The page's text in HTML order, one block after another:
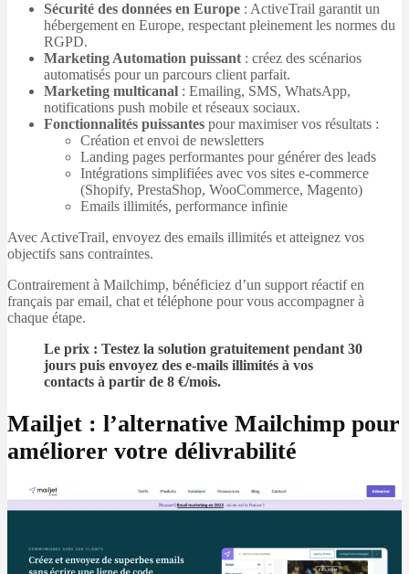
Sécurité des données en Europe : ActiveTrail garantit un
hébergement en Europe, respectant pleinement les normes du
RGPD.
Marketing Automation puissant : créez des scénarios
automatisés pour un parcours client parfait.
Marketing multicanal : Emailing, SMS, WhatsApp,
notifications push mobile et réseaux sociaux.
Fonctionnalités puissantes pour maximiser vos résultats :
Création et envoi de newsletters
Landing pages performantes pour générer des leads
Intégrations simplifiées avec vos sites e-commerce
(Shopify, PrestaShop, WooCommerce, Magento)
Emails illimités, performance infinie
Avec ActiveTrail, envoyez des emails illimités et atteignez vos
objectifs sans contraintes.
Contrairement à Mailchimp, bénéficiez d’un support réactif en
français par email, chat et téléphone pour vous accompagner à
chaque étape.
Le prix : Testez la solution gratuitement pendant 30
jours puis envoyez des e-mails illimités à vos
contacts à partir de 8 €/mois.
Mailjet : l’alternative Mailchimp pour
améliorer votre délivrabilité